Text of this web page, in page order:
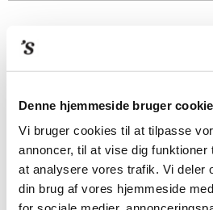
Denne hjemmeside bruger
Vi bruger cookies til at tilpasse
annoncer, til at vise dig
at analysere vores trafik. Vi deler
din brug af vores hjemmeside